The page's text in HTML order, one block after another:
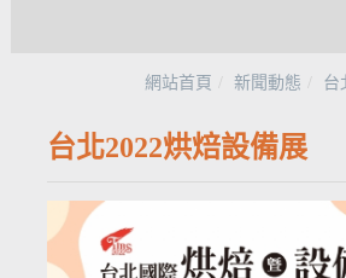
網站首頁 新聞動態 台
台北2022烘焙設備展